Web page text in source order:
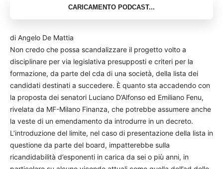
di Angelo De Mattia
Non credo che possa scandalizzare il progetto volto a
disciplinare per via legislativa presupposti e criteri per la
formazione, da parte del cda di una società, della lista dei
candidati destinati a succedere. È quanto sta accadendo con
la proposta dei senatori Luciano D’Alfonso ed Emiliano Fenu,
rivelata da MF-Milano Finanza, che potrebbe assumere anche
la veste di un emendamento da introdurre in un decreto.
L’introduzione del limite, nel caso di presentazione della lista in
questione da parte del board, impatterebbe sulla
ricandidabilità d’esponenti in carica da sei o più anni, in